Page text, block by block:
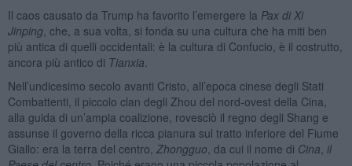
Il caos causato da Trump ha favorito l’emergere la Pax di Xi
Jinping, che, a sua volta, si fonda su una cultura che ha miti ben
più antica di quelli occidentali: è la cultura di Confucio, è il costrutto,
ancora più antico di Tianxia
Nell’undicesimo secolo avanti Cristo, all’epoca cinese degli Stati
Combattenti, il piccolo clan degli Zhou del nord-ovest della Cina,
alla guida di un’ampia coalizione, rovesciò il regno degli Shang e
assunse il governo della ricca pianura sul tratto inferiore del Fiume
Giallo: era la terra del centro, Zhongguo , da cui il nome di Cina il